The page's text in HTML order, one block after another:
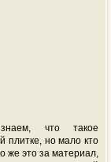
что такое
плитке, но мало кто
же это за материал,